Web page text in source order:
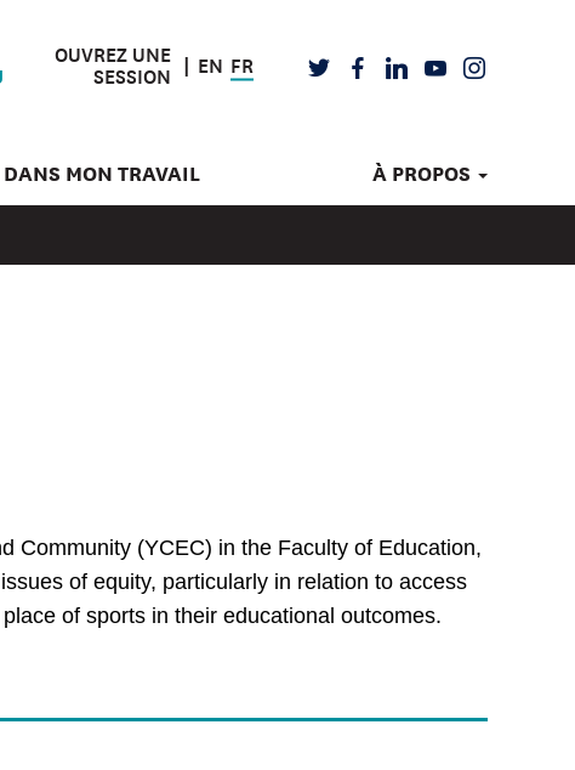
OUVREZ UNE
SESSION EN FR TWITTERFACEBOOK
LINKEDIN
YOUTUBEINSTAGRAM
MON TRAVAIL À PROPOS
Community (YCEC) in the Faculty of Education,
of equity, particularly in relation to access
of sports in their educational outcomes.